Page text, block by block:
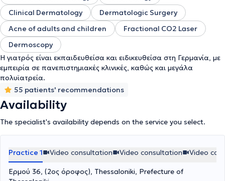
εφαρμογές Laser, καθώς και θεραπείες αισθητικής
δερματολογίας. Κατά τη διάρκεια της 11 ετούς παραμονής στο
εξωτερικό είχε συμμετοχή σε πολυάριθμα συνέδρια και σεμινάρια
της κλασικής, καθώς και αισθητικής δερματολογίας. Η γιατρός
συμμετέχει σε συνέδρια στη Γερμανία, στην Ελλάδα, καθώς και
στην Ευρώπη, παραμένοντας πάντα στην κορυφή των εξελίξεων
στην Δερματολογία.
Clinical Dermatology
Dermatologic Surgery
Acne of adults and children
Fractional CO2 Laser
Dermoscopy
Η γιατρός είναι εκπαιδευθείσα και ειδικευθείσα στη Γερμανία, με
εμπειρία σε πανεπιστημιακές κλινικές, καθώς και μεγάλα
πολυϊατρεία.
55 patients' recommendations
Availability
The specialist's availability depends on the service you select.
Practice 1 Video consultation Video consultation Video
Ερμού 36, (2ος όροφος), Thessaloniki, Prefecture of